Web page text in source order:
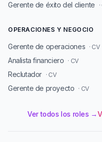
Gerente de éxito del cliente
OPERACIONES Y NEGOCIO
Gerente de operaciones · CV
Analista financiero · CV
Reclutador · CV
Gerente de proyecto · CV
Ver todos los roles →